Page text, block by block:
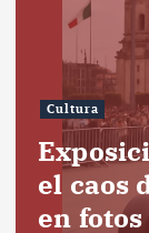
Cultura
el caos
en